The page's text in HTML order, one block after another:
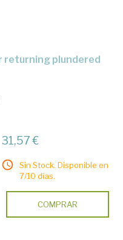
31,57 €
Sin Stock. Disponible en
7/10 días.
COMPRAR